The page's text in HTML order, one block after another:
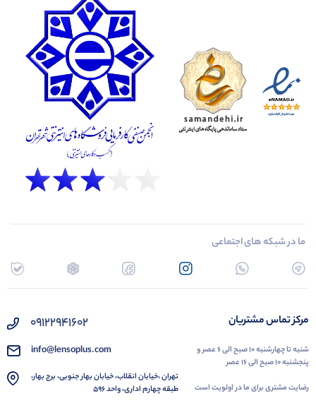
ما در شبکه های اجتماعی
مرکز تماس مشتریان
شنبه تا چهارشنبه ۱۰ صبح الی ۶ عصر و
پنجشنبه ۱۰ صبح الی ۱۶ عصر
رضایت مشتری برای ما در اولویت است
۰۹۱۲۲۹۴۱۶۰۲
info@lensoplus.com
تهران ،خیابان انقلاب، خیابان بهار جنوبی، برج بهار،
طبقه چهارم اداری، واحد ۵۹۶